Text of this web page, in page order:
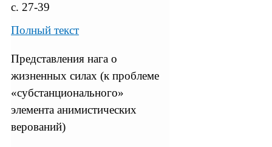
с. 27-39
Полный текст
Представления нага о
жизненных силах (к проблеме
«субстанционального»
элемента анимистических
верований)